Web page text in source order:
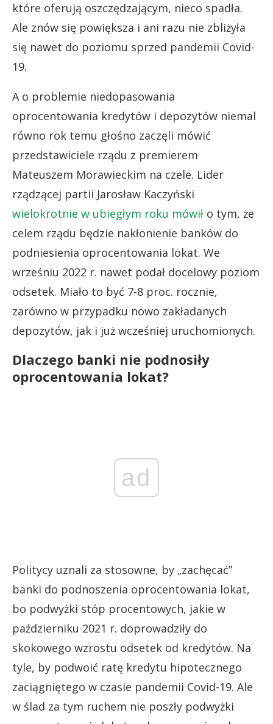
które oferują oszczędzającym, nieco spadła.
Ale znów się powiększa i ani razu nie zbliżyła
się nawet do poziomu sprzed pandemii Covid-
19.
A o problemie niedopasowania
oprocentowania kredytów i depozytów niemal
równo rok temu głośno zaczęli mówić
przedstawiciele rządu z premierem
Mateuszem Morawieckim na czele. Lider
rządzącej partii Jarosław Kaczyński
wielokrotnie w ubiegłym roku mówił o tym, że
celem rządu będzie nakłonienie banków do
podniesienia oprocentowania lokat. We
wrześniu 2022 r. nawet podał docelowy poziom
odsetek. Miało to być 7-8 proc. rocznie,
zarówno w przypadku nowo zakładanych
depozytów, jak i już wcześniej uruchomionych.
Dlaczego banki nie podnosiły
oprocentowania lokat?
ad
Politycy uznali za stosowne, by „zachęcać”
banki do podnoszenia oprocentowania lokat,
bo podwyżki stóp procentowych, jakie w
październiku 2021 r. doprowadziły do
skokowego wzrostu odsetek od kredytów. Na
tyle, by podwoić ratę kredytu hipotecznego
zaciągniętego w czasie pandemii Covid-19. Ale
w ślad za tym ruchem nie poszły podwyżki